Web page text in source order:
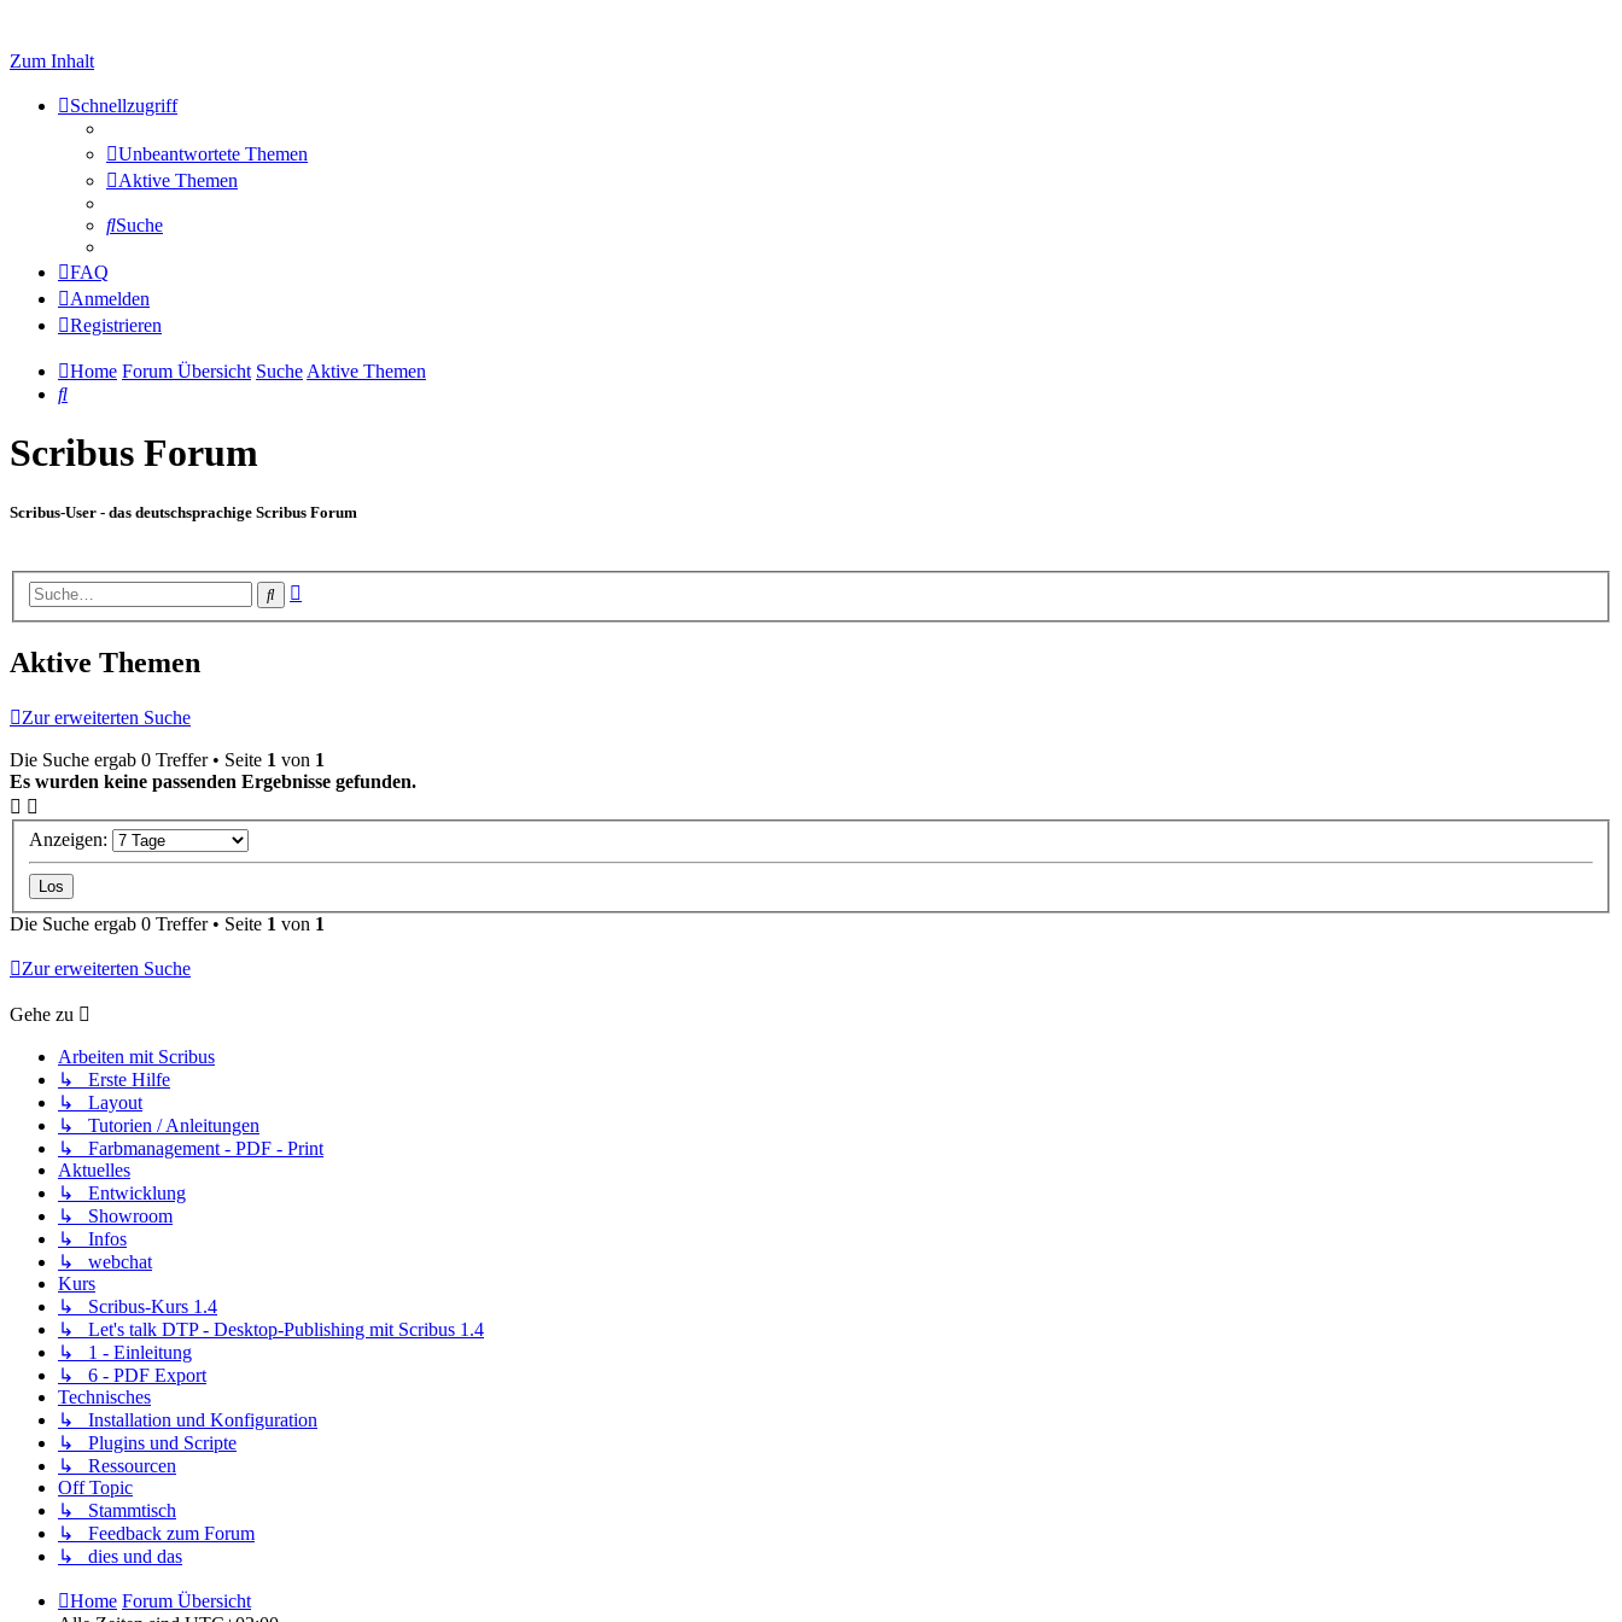
Zum Inhalt
Schnellzugriff
Unbeantwortete Themen
Aktive Themen
Suche
FAQ
Anmelden
Registrieren
Home Forum Übersicht Suche Aktive Themen
Suche
Scribus Forum
Scribus-User - das deutschsprachige Scribus Forum
Suche
Aktive Themen
Zur erweiterten Suche
Die Suche ergab 0 Treffer • Seite 1 von 1
Es wurden keine passenden Ergebnisse gefunden.
Anzeigen:
Die Suche ergab 0 Treffer • Seite 1 von 1
Zur erweiterten Suche
Gehe zu
Arbeiten mit Scribus
↳ Erste Hilfe
↳ Layout
↳ Tutorien / Anleitungen
↳ Farbmanagement - PDF - Print
Aktuelles
↳ Entwicklung
↳ Showroom
↳ Infos
↳ webchat
Kurs
↳ Scribus-Kurs 1.4
↳ Let's talk DTP - Desktop-Publishing mit Scribus 1.4
↳ 1 - Einleitung
↳ 6 - PDF Export
Technisches
↳ Installation und Konfiguration
↳ Plugins und Scripte
↳ Ressourcen
Off Topic
↳ Stammtisch
↳ Feedback zum Forum
↳ dies und das
Home Forum Übersicht